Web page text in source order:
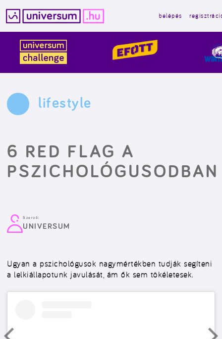
tartalomba
belépés
lifestyle
6 RED FLAG A
PSZICHOLÓGUSODBAN
Szerző:
UNIVERSUM
Ugyan a pszichológusok nagymértékben tudják segíteni
a lelkiállapotunk javulását, ám ők sem tökéletesek.